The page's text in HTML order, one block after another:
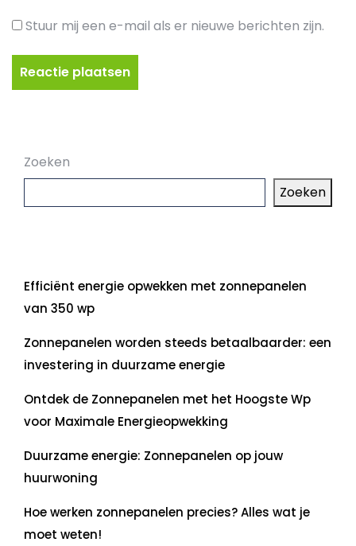
Stuur mij een e-mail als er nieuwe berichten zijn.
Zoeken
Zoeken
Efficiënt energie opwekken met zonnepanelen
van 350 wp
Zonnepanelen worden steeds betaalbaarder: een
investering in duurzame energie
Ontdek de Zonnepanelen met het Hoogste Wp
voor Maximale Energieopwekking
Duurzame energie: Zonnepanelen op jouw
huurwoning
Hoe werken zonnepanelen precies? Alles wat je
moet weten!